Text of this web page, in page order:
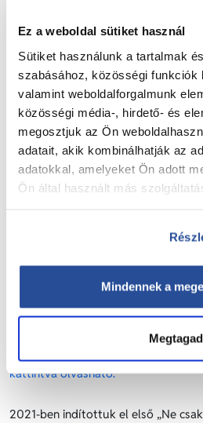
Ez a weboldal sütiket használ
Sütiket használunk a tartalmak
szabásához, közösségi funkciók
valamint weboldalforgalmunk
közösségi média-, hirdető- és
megosztjuk az Ön
adatait, akik kombinálhatják az
adatokkal, amelyeket Ön adott
Ön által használt más
Mindennek a
Megtagad
kampányunk. idén új kategóriával
legsportosabb munkatárs
Akaraterő, kevés szénhidrát sok
környezet.– ennek szellemében
20 kilogrammot, a J.S. Logistics
programjának keretében –
tavalyi győztessel, Gyenge
kattintva olvasható.
2021-ben indítottuk el első „Ne